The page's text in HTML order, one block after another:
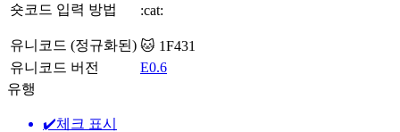
숏코드 입력 방법 :cat:
유니코드 (정규화된) 🐱 1F431
유니코드 버전
E0.6
유행
✔️체크 표시